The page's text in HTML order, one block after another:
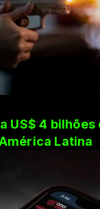
US$ 4
Latina